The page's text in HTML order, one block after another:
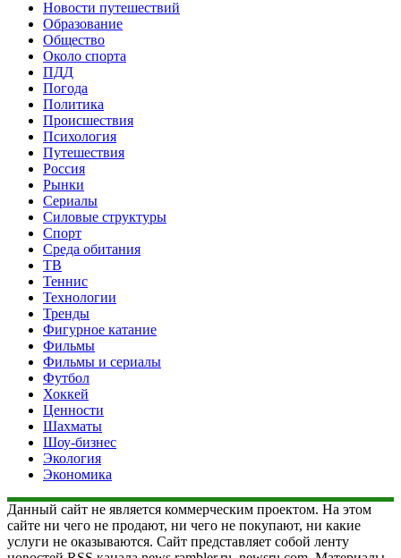
Новости путешествий
Образование
Общество
Около спорта
ПДД
Погода
Политика
Происшествия
Психология
Путешествия
Россия
Рынки
Сериалы
Силовые структуры
Спорт
Среда обитания
ТВ
Теннис
Технологии
Тренды
Фигурное катание
Фильмы
Фильмы и сериалы
Футбол
Хоккей
Ценности
Шахматы
Шоу-бизнес
Экология
Экономика
Данный сайт не является коммерческим проектом. На этом
сайте ни чего не продают, ни чего не покупают, ни какие
услуги не оказываются. Сайт представляет собой ленту